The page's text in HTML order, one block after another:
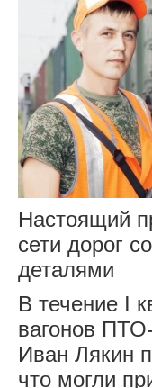
Настоящий
сети дорог
деталями
В течение I
вагонов
Иван Лякин
что могли